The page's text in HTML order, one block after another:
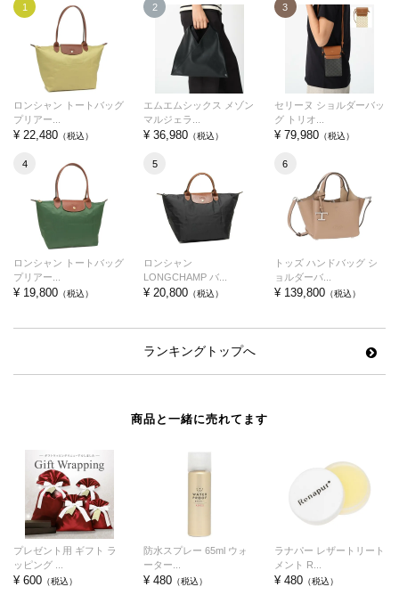
1
ロンシャン トートバッグ
プリアー...
¥ 22,480 （税込）
2
エムエムシックス メゾン
マルジェラ...
¥ 36,980 （税込）
3
セリーヌ ショルダーバッ
グ トリオ...
¥ 79,980（税込）
4
ロンシャン トートバッグ
プリアー...
¥ 19,800 （税込）
5
ロンシャン
LONGCHAMP バ...
¥ 20,800 （税込）
6
トッズ ハンドバッグ シ
ョルダーバ...
¥ 139,800（税込）
ランキングトップへ
商品と一緒に売れてます
プレゼント用 ギフト ラ
ッピング ...
¥ 600 （税込）
防水スプレー 65ml ウォ
ーター...
¥ 480 （税込）
ラナパー レザートリート
メント R...
¥ 480（税込）